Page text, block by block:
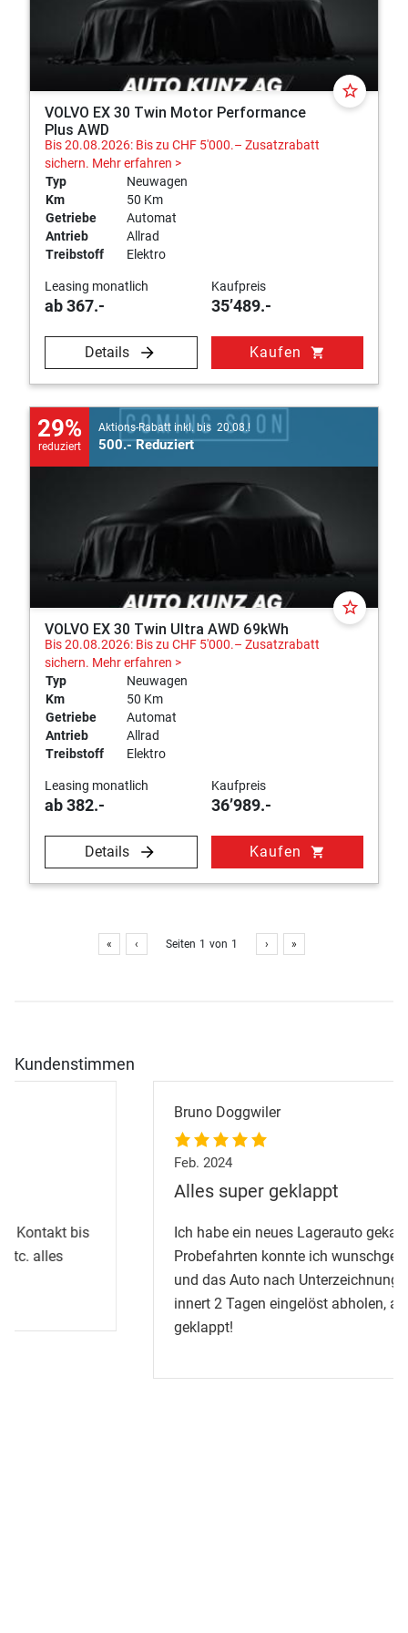
star_border
VOLVO EX 30 Twin Motor Performance
Plus AWD
Bis 20.08.2026: Bis zu CHF 5'000.– Zusatzrabatt
sichern. Mehr erfahren >
Typ
Neuwagen
Km
50 Km
Getriebe
Automat
Antrieb
Allrad
Treibstoff
Elektro
Leasing monatlich
ab 367.-
Kaufpreis
35’489.-
Details Kaufen shopping_cart
29%
reduziert
Aktions-Rabatt inkl. bis 20.08.!
500.- Reduziert
star_border
VOLVO EX 30 Twin Ultra AWD 69kWh
Bis 20.08.2026: Bis zu CHF 5'000.– Zusatzrabatt
sichern. Mehr erfahren >
Typ
Neuwagen
Km
50 Km
Getriebe
Automat
Antrieb
Allrad
Treibstoff
Elektro
Leasing monatlich
ab 382.-
Kaufpreis
36’989.-
Details Kaufen shopping_cart
« ‹ Seiten 1 von 1 › »
Kundenstimmen
Alles super geklappt
Ich habe ein neues Lagerauto gekauft, die
Probefahrten konnte ich wunschgemäss vornehmen
und das Auto nach Unterzeichnung des Vertrages
innert 2 Tagen eingelöst abholen, alles super
geklappt!